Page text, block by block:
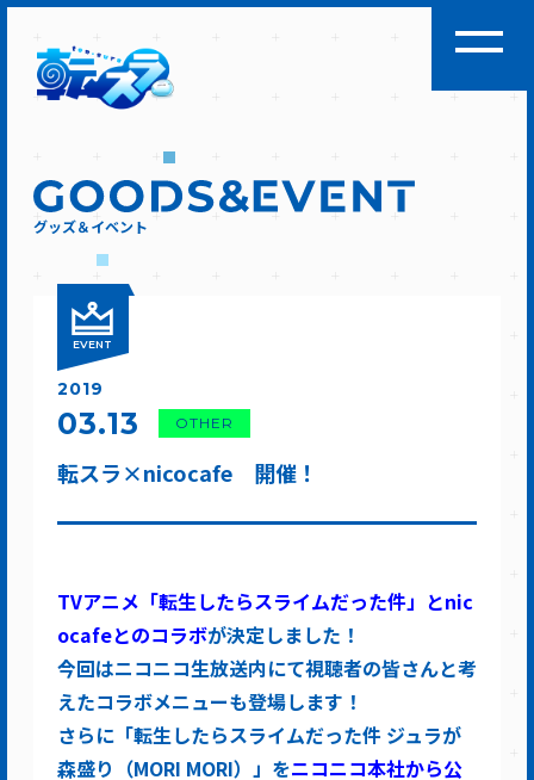
グッズ＆イベント
EVENT
転スラ×nicocafe 開催！
OTHER
2019
03.13
TVアニメ「転生したらスライムだった件」とnic
ocafeとのコラボが決定しました！
今回はニコニコ生放送内にて視聴者の皆さんと考
えたコラボメニューも登場します！
さらに「転生したらスライムだった件 ジュラが
森盛り（MORI MORI）」をニコニコ本社から公